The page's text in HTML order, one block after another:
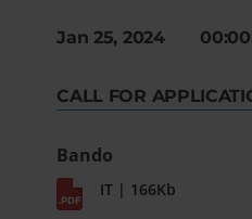
Jan 25, 2024
CALL FOR
Bando
IT | 166Kb